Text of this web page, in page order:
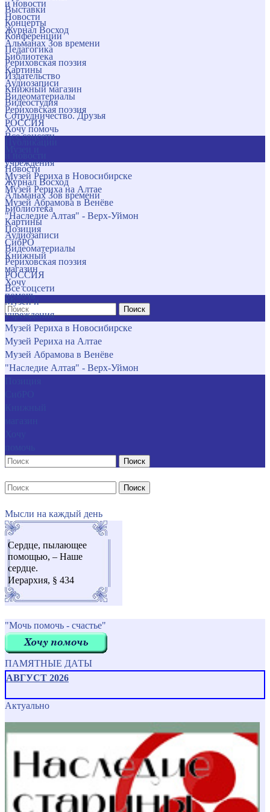
и новости
Новости
Журнал Восход
Альманах Зов времени
Библиотека
Картины
Аудиозаписи
Видеоматериалы
Рериховская поэзия
РОССИЯ
Все соцсети
учреждения
Музей Рериха в Новосибирске
Музей Рериха на Алтае
Музей Абрамова в Венёве
"Наследие Алтая" - Верх-Уймон
Позиция
СибРО
Книжный
магазин
Хочу
помочь
Поиск
Выставки
Концерты
Конференции
Педагогика
Рериховская поэзия
Издательство
Книжный магазин
Видеостудия
Сотрудничество. Друзья
Хочу помочь
Новости
Журнал Восход
Альманах Зов времени
Библиотека
Картины
Аудиозаписи
Видеоматериалы
Рериховская поэзия
РОССИЯ
Все соцсети
Музеи и
учреждения
Музей Рериха в Новосибирске
Музей Рериха на Алтае
Музей Абрамова в Венёве
"Наследие Алтая" - Верх-Уймон
Поиск
Поиск
Мысли на каждый день
Сердце, пылающее
помощью, – Наше
сердце.
Иерархия, § 434
"Мочь помочь - счастье"
ПАМЯТНЫЕ ДАТЫ
АВГУСТ 2026
Актуально